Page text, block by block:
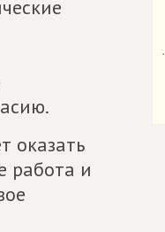
оказать
работа и
˙